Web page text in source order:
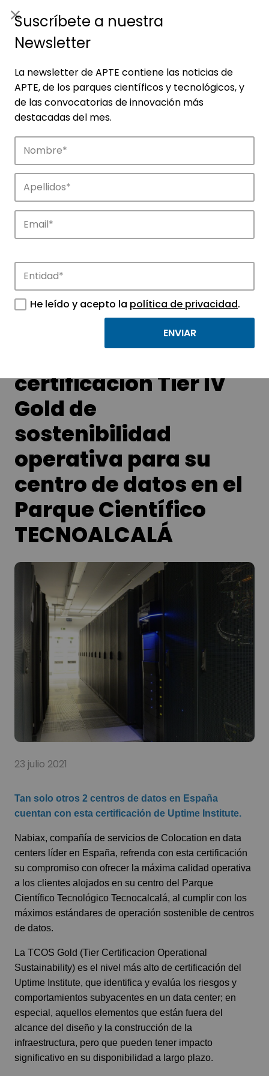
Noticias
APTE y sus parques científicos y
tecnológicos.
Nabiax renueva la
certificación Tier IV
Gold de
sostenibilidad
operativa para su
centro de datos en el
Parque Científico
TECNOALCALÁ
23 julio 2021
Tan solo otros 2 centros de datos en España
cuentan con esta certificación de Uptime Institute.
Nabiax, compañía de servicios de Colocation en data
centers líder en España, refrenda con esta certificación
su compromiso con ofrecer la máxima calidad operativa
a los clientes alojados en su centro del Parque
Científico Tecnológico Tecnocalcalá, al cumplir con los
máximos estándares de operación sostenible de centros
de datos.
La TCOS Gold (Tier Certificacion Operational
Sustainability) es el nivel más alto de certificación del
Uptime Institute, que identifica y evalúa los riesgos y
comportamientos subyacentes en un data center; en
especial, aquellos elementos que están fuera del
alcance del diseño y la construcción de la
infraestructura, pero que pueden tener impacto
significativo en su disponibilidad a largo plazo.
Suscríbete a nuestra
Newsletter
La newsletter de APTE contiene las noticias de
APTE, de los parques científicos y tecnológicos, y
de las convocatorias de innovación más
destacadas del mes.
He leído y acepto la política de privacidad.